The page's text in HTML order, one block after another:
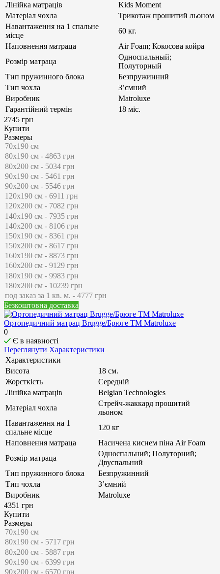
Лінійка матраців
Kids Moment
Матеріал чохла
Трикотаж прошитий льоном
Навантаження на 1 спальне
місце
60 кг.
Наповнення матраца
Air Foam; Кокосова койра
Розмір матраца
Односпальный;
Полуторный
Тип пружинного блока
Безпружинний
Тип чохла
З’ємний
Виробник
Matroluxe
Гарантійний термін
18 міс.
2745 грн
Купити
Размеры
Безкоштовна доставка
Ортопедичний матрац Brugge/Брюге ТМ Matroluxe
0
Є в наявності
Переглянути Характеристики
Характеристики
Висота
18 см.
Жорсткість
Середній
Лінійка матраців
Belgian Technologies
Матеріал чохла
Стрейч-жаккард прошитий
льоном
Навантаження на 1
спальне місце
120 кг
Наповнення матраца
Насичена киснем піна Air Foam
Розмір матраца
Односпальний; Полуторний;
Двуспальний
Тип пружинного блока
Безпружинний
Тип чохла
З’ємний
Виробник
Matroluxe
4351 грн
Купити
Размеры